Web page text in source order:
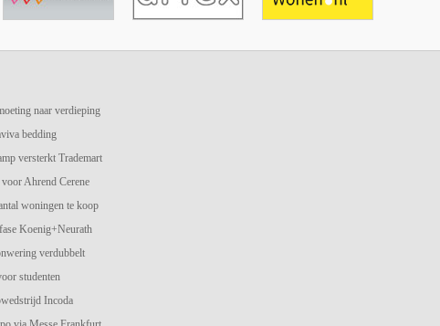
naar verdieping
bedding
versterkt Trademart
Ahrend Cerene
woningen te koop
Koenig+Neurath
verdubbelt
studenten
Incoda